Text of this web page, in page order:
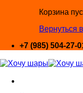
Корзина
Вернуться
+7 (985) 504-27-